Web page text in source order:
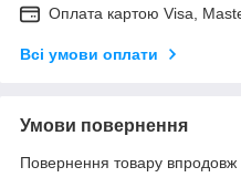
Оплата картою Visa,
Всі умови оплати
Умови повернення
Повернення товару впродовж